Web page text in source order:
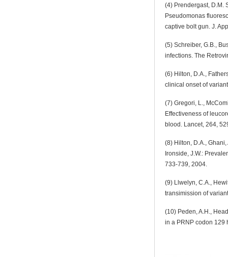
(4) Prendergast, D.M.
Pseudomonas
captive bolt gun. J.
(5) Schreiber, G.B.,
infections. The
(6) Hilton, D.A.,
clinical onset of
(7) Gregori, L.,
Effectiveness of
blood. Lancet, 264,
(8) Hilton, D.A.,
Ironside, J.W.:
733-739, 2004.
(9) Llwelyn, C.A.,
transimission of
(10) Peden, A.H.,
in a PRNP codon 129